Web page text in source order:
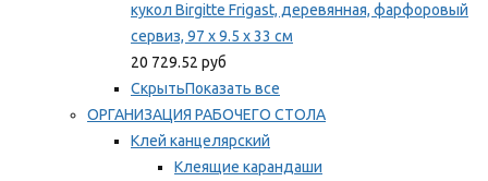
кукол Birgitte Frigast, деревянная, фарфоровый
сервиз, 97 x 9.5 x 33 см
20 729.52 руб
СкрытьПоказать все
ОРГАНИЗАЦИЯ РАБОЧЕГО СТОЛА
Клей канцелярский
Клеящие карандаши